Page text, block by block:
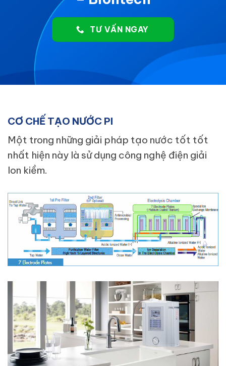
TƯ VẤN NGAY
CƠ CHẾ TẠO NƯỚC PI
Một trong những giải pháp tạo nước tốt tốt
nhất hiện này là sử dụng công nghệ điện giải
Ion kiềm.